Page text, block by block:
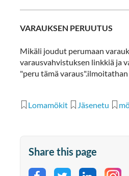
VARAUKSEN PERUUTUS
Mikäli joudut perumaan
varausvahvistuksen linkkiä ja
"peru tämä
Lomamökit Jäsenetu
Share this page